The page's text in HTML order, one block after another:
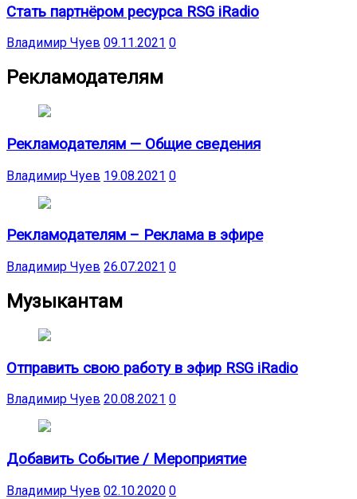
Стать партнёром ресурса RSG iRadio
Владимир Чуев 09.11.2021 0
Рекламодателям
Рекламодателям — Общие сведения
Владимир Чуев 19.08.2021 0
Рекламодателям – Реклама в эфире
Владимир Чуев 26.07.2021 0
Музыкантам
Отправить свою работу в эфир RSG iRadio
Владимир Чуев 20.08.2021 0
Добавить Событие / Мероприятие
Владимир Чуев 02.10.2020 0